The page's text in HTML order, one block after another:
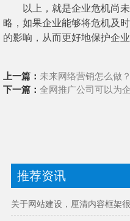
以上，就是企业危机尚
略，如果企业能够将危机及
的影响，从而更好地保护企业
上一篇： 未来网络营销怎么做
下一篇： 全网推广公司可以为
推荐资讯
关于网站建设，厘清内容框架很